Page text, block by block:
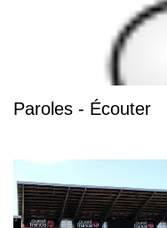
Paroles - Écouter